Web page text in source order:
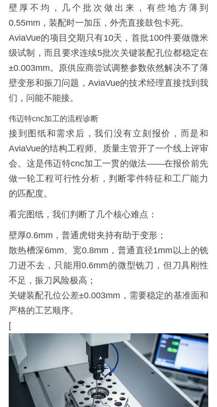
壁厚不均，几个批次做出来，有些地方薄到
0.55mm，装配时一加压，外壳直接鼓包卡死。
AviaVue的项目交期只有10天，首批100件要做微米
级试制，而且要求连续5批次关键装配孔位都稳定在
±0.003mm。原供应商尝试调整参数依然解决不了薄
壁变形和振刀问题，AviaVue的技术经理直接找到我
们，问能不能接。
伟迈特cnc加工的流程诊断
接到图纸和需求后，我们没有立刻报价，而是和
AviaVue的结构工程师、质量主管开了一个线上评审
会。这是伟迈特cnc加工一贯的做法——在报价前先
做一轮工程可行性分析，判断零件特征和工厂能力
的匹配度。
看完图纸，我们判断了几个核心难点：
壁厚0.6mm，普通虎钳夹持有助于变形；
散热槽深6mm、宽0.8mm，普通直径1mm以上的铣
刀进不去，只能用0.6mm的微型铣刀，但刀具刚性
不足，振刀风险极高；
关键装配孔位公差±0.003mm，需要稳定的基准面和
严格的工艺顺序。
[